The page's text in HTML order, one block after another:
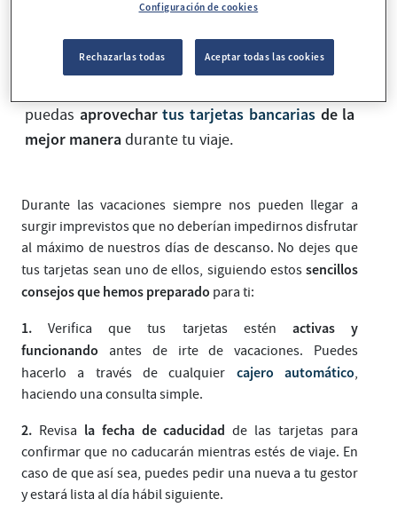
¿Estás preparando tus vacaciones? Además de
buscar destino, transporte y alojamiento, entre
otros preparativos, es importante que tengas en
puedas aprovechartus tarjetas bancariasde la
mejor maneradurante tu viaje.
Durante las vacaciones siempre nos pueden llegar a
surgir imprevistos que no deberían impedirnos disfrutar
al máximo de nuestros días de descanso. No dejes que
tus tarjetas sean uno de ellos, siguiendo estos sencillos
consejos que hemos preparado para ti:
1. Verifica que tus tarjetas estén activas y
funcionando antes de irte de vacaciones. Puedes
hacerlo a través de cualquier cajero automático,
haciendo una consulta simple.
2. Revisa la fecha de caducidad de las tarjetas para
confirmar que no caducarán mientras estés de viaje. En
caso de que así sea, puedes pedir una nueva a tu gestor
y estará lista al día hábil siguiente.
Configuración de cookies
Rechazarlas todas Aceptar todas las cookies